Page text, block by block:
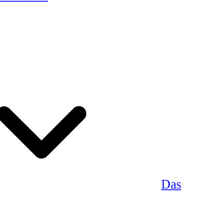
Das